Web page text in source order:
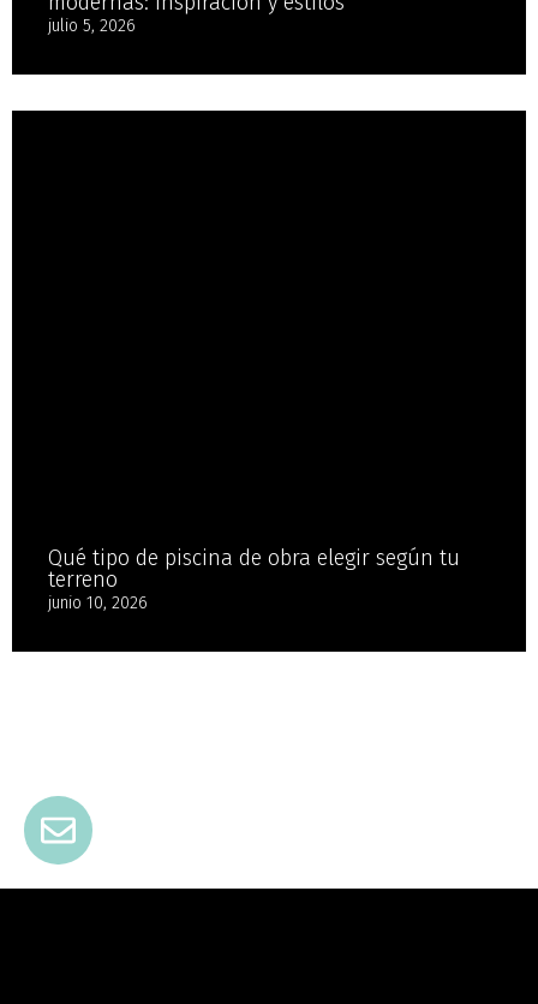
julio 5, 2026
Qué tipo de piscina de obra elegir según tu
terreno
junio 10, 2026